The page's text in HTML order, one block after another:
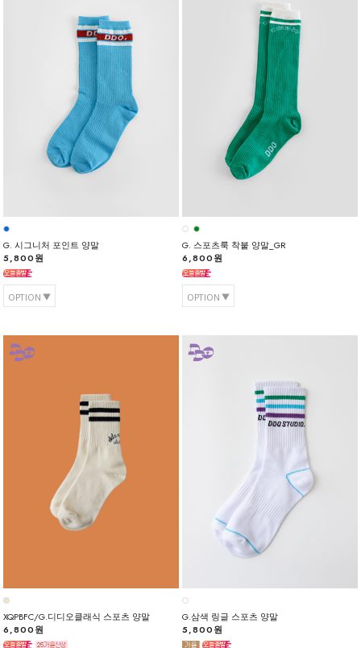
G. 시그니처 포인트 양말
5,800원
OPTION
G. 스포츠룩 착붙 양말_GR
6,800원
OPTION
XQPBFC/G.디디오클래식 스포츠 양말
6,800원
G.삼색 링글 스포츠 양말
5,800원